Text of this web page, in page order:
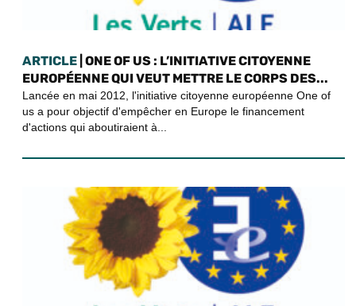
ARTICLE | ONE OF US : L’INITIATIVE CITOYENNE
EUROPÉENNE QUI VEUT METTRE LE CORPS DES...
Lancée en mai 2012, l'initiative citoyenne européenne One of
us a pour objectif d'empêcher en Europe le financement
d'actions qui aboutiraient à...